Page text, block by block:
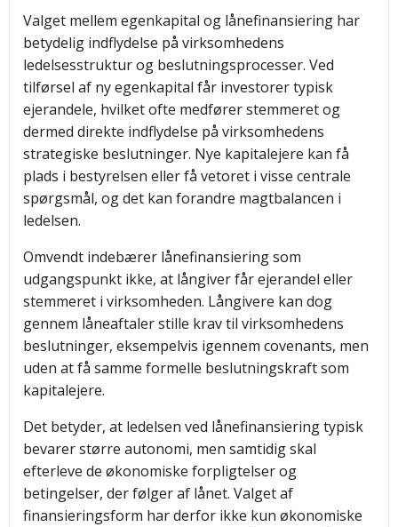
Valget mellem egenkapital og lånefinansiering har
betydelig indflydelse på virksomhedens
ledelsesstruktur og beslutningsprocesser. Ved
tilførsel af ny egenkapital får investorer typisk
ejerandele, hvilket ofte medfører stemmeret og
dermed direkte indflydelse på virksomhedens
strategiske beslutninger. Nye kapitalejere kan få
plads i bestyrelsen eller få vetoret i visse centrale
spørgsmål, og det kan forandre magtbalancen i
ledelsen.
Omvendt indebærer lånefinansiering som
udgangspunkt ikke, at långiver får ejerandel eller
stemmeret i virksomheden. Långivere kan dog
gennem låneaftaler stille krav til virksomhedens
beslutninger, eksempelvis igennem covenants, men
uden at få samme formelle beslutningskraft som
kapitalejere.
Det betyder, at ledelsen ved lånefinansiering typisk
bevarer større autonomi, men samtidig skal
efterleve de økonomiske forpligtelser og
betingelser, der følger af lånet. Valget af
finansieringsform har derfor ikke kun økonomiske